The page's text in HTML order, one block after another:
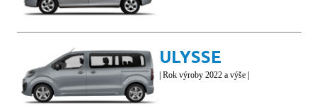
ULYSSE
| Rok výroby 2022 a výše |